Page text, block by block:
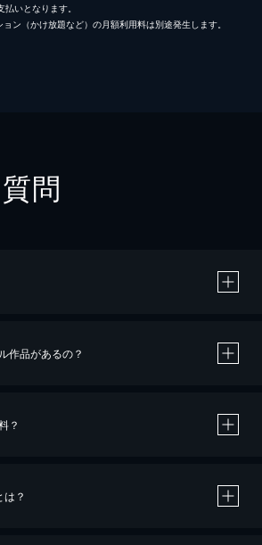
いとなります。
ン（かけ放題など）の月額利用料は別途発生します。
問
作品があるの？
？
？